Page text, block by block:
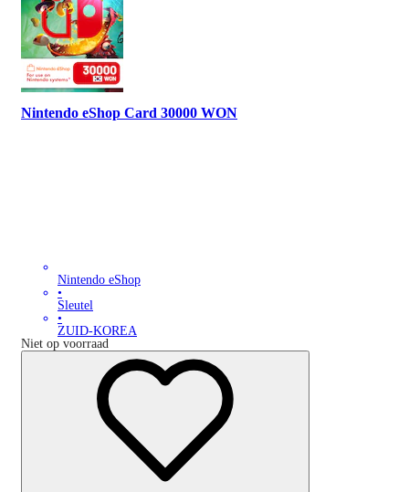
Nintendo eShop Card 30000 WON
Nintendo eShop
•
Sleutel
•
ZUID-KOREA
Niet op voorraad